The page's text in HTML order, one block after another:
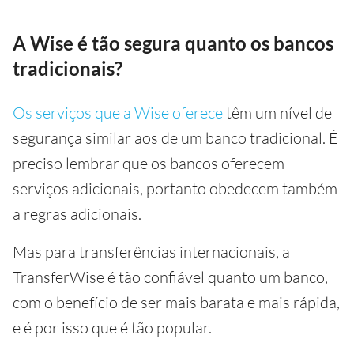
A Wise é tão segura quanto os bancos
tradicionais?
Os serviços que a Wise oferecetêm um nível de
segurança similar aos de um banco tradicional. É
preciso lembrar que os bancos oferecem
serviços adicionais, portanto obedecem também
a regras adicionais.
Mas para transferências internacionais, a
TransferWise é tão confiável quanto um banco,
com o benefício de ser mais barata e mais rápida,
e é por isso que é tão popular.